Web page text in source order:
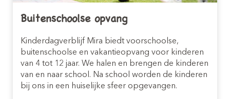
Buitenschoolse opvang
Kinderdagverblijf Mira biedt voorschoolse,
buitenschoolse en vakantieopvang voor kinderen
van 4 tot 12 jaar. We halen en brengen de kinderen
van en naar school. Na school worden de kinderen
bij ons in een huiselijke sfeer opgevangen.